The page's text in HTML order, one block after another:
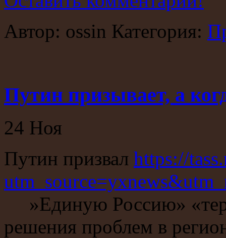
Автор: ossin Категория:
Путин призывает, а
24 Ноя
Путин призвал https://
»Единую Россию»
решения проблем в